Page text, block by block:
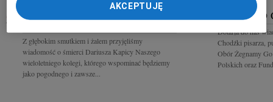
DARIUSZ KAPICA
Z głębokim smutkiem i żalem przyjęliśmy
wiadomość o śmierci Dariusza Kapicy Naszego
wieloletniego kolegi, którego wspominać będziemy
jako pogodnego i zawsze...
Dotarła do nas
Chodźki pisarza,
Obór Żegnamy
Polskich oraz
AKCEPTUJĘ